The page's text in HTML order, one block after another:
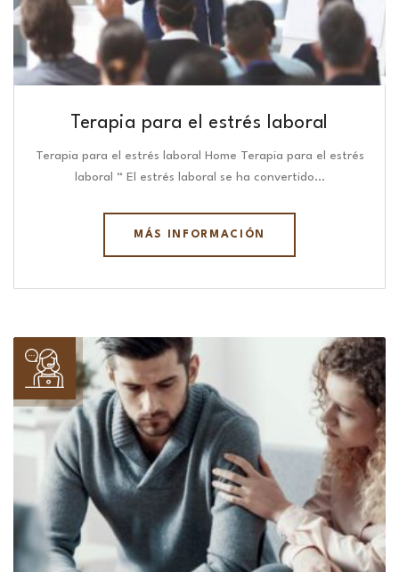
Terapia para el estrés laboral
Terapia para el estrés laboral Home Terapia para el estrés
laboral “ El estrés laboral se ha convertido…
MÁS INFORMACIÓN